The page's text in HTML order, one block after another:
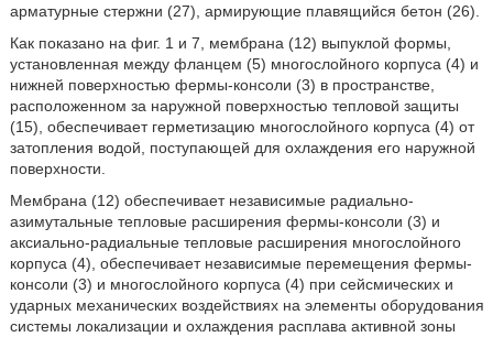
арматурные стержни (27), армирующие плавящийся бетон (26).
Как показано на фиг. 1 и 7, мембрана (12) выпуклой формы,
установленная между фланцем (5) многослойного корпуса (4) и
нижней поверхностью фермы-консоли (3) в пространстве,
расположенном за наружной поверхностью тепловой защиты
(15), обеспечивает герметизацию многослойного корпуса (4) от
затопления водой, поступающей для охлаждения его наружной
поверхности.
Мембрана (12) обеспечивает независимые радиально-
азимутальные тепловые расширения фермы-консоли (3) и
аксиально-радиальные тепловые расширения многослойного
корпуса (4), обеспечивает независимые перемещения фермы-
консоли (3) и многослойного корпуса (4) при сейсмических и
ударных механических воздействиях на элементы оборудования
системы локализации и охлаждения расплава активной зоны